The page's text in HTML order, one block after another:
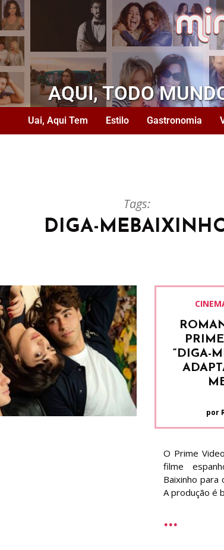
AQUI, TODO
Uai, Aqui Tem Estilo Gastronomia
Tags:
DIGA-
“DIGA-
por
O Prime
filme
Baixinho
A produção é